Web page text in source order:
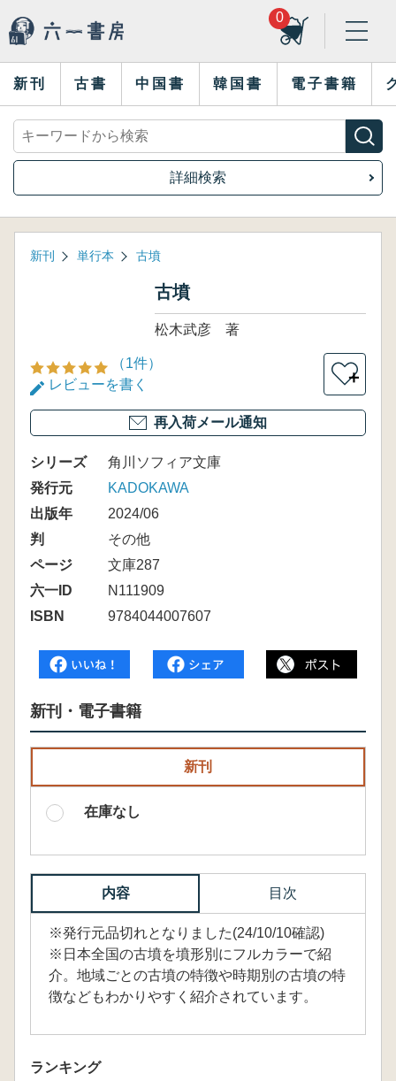
0
新刊 古書 中国書 韓国書 電子書籍
詳細検索
新刊 単行本 古墳
古墳
松木武彦 著
（1件）
レビューを書く
＋
再入荷メール通知
シリーズ
角川ソフィア文庫
発行元
KADOKAWA
出版年
2024/06
判
その他
ページ
文庫287
六一ID
N111909
ISBN
9784044007607
新刊・電子書籍
新刊
在庫なし
内容 目次
※発行元品切れとなりました(24/10/10確認)
※日本全国の古墳を墳形別にフルカラーで紹
介。地域ごとの古墳の特徴や時期別の古墳の特
徴などもわかりやすく紹介されています。
ランキング